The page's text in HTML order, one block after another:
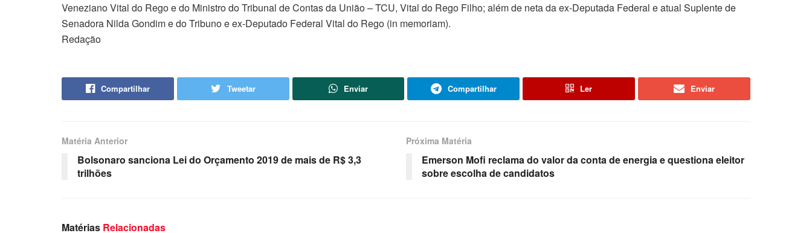
Veneziano Vital do Rego e do Ministro do Tribunal de Contas da União – TCU, Vital do Rego Filho; além de neta da ex-Deputada Federal e atual Suplente de
Senadora Nilda Gondim e do Tribuno e ex-Deputado Federal Vital do Rego (in memoriam).
Redação
Compartilhar Tweetar Enviar Compartilhar Ler Enviar
Matéria Anterior
Bolsonaro sanciona Lei do Orçamento 2019 de mais de R$ 3,3
trilhões
Próxima Matéria
Emerson Mofi reclama do valor da conta de energia e questiona eleitor
sobre escolha de candidatos
Matérias Relacionadas